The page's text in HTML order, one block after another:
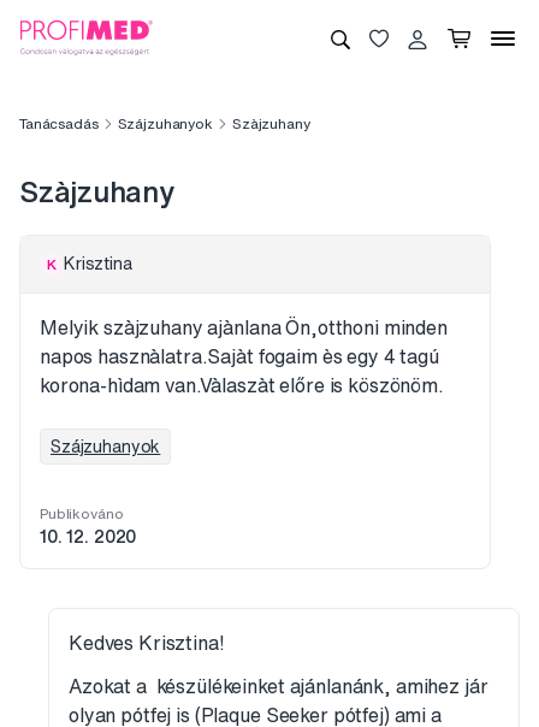
Tanácsadás Szájzuhanyok Szàjzuhany
Szàjzuhany
K Krisztina
Melyik szàjzuhany ajànlana Ön,otthoni minden
napos hasznàlatra.Sajàt fogaim ès egy 4 tagú
korona-hìdam van.Vàlaszàt előre is köszönöm.
Szájzuhanyok
Publikováno
10. 12. 2020
Kedves Krisztina!
Azokat a készülékeinket ajánlanánk, amihez jár
olyan pótfej is (Plaque Seeker pótfej) ami a